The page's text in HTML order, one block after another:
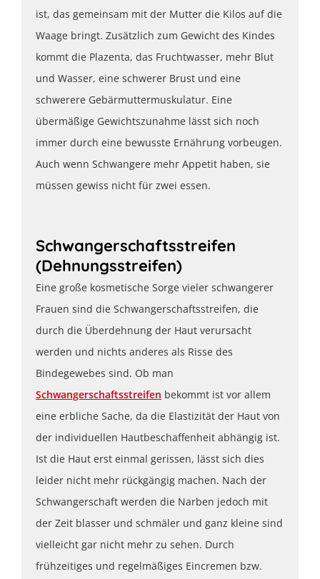
ist, das gemeinsam mit der Mutter die Kilos auf die
Waage bringt. Zusätzlich zum Gewicht des Kindes
kommt die Plazenta, das Fruchtwasser, mehr Blut
und Wasser, eine schwerer Brust und eine
schwerere Gebärmuttermuskulatur. Eine
übermäßige Gewichtszunahme lässt sich noch
immer durch eine bewusste Ernährung vorbeugen.
Auch wenn Schwangere mehr Appetit haben, sie
müssen gewiss nicht für zwei essen.
Schwangerschaftsstreifen
(Dehnungsstreifen)
Eine große kosmetische Sorge vieler schwangerer
Frauen sind die Schwangerschaftsstreifen, die
durch die Überdehnung der Haut verursacht
werden und nichts anderes als Risse des
Bindegewebes sind. Ob man
Schwangerschaftsstreifen bekommt ist vor allem
eine erbliche Sache, da die Elastizität der Haut von
der individuellen Hautbeschaffenheit abhängig ist.
Ist die Haut erst einmal gerissen, lässt sich dies
leider nicht mehr rückgängig machen. Nach der
Schwangerschaft werden die Narben jedoch mit
der Zeit blasser und schmäler und ganz kleine sind
vielleicht gar nicht mehr zu sehen. Durch
frühzeitiges und regelmäßiges Eincremen bzw.